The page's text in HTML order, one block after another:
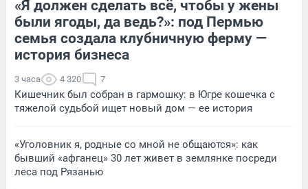
«Я должен сделать всё, чтобы у жены
были ягоды, да ведь?»: под Пермью
семья создала клубничную ферму —
история бизнеса
3 часа 4 320 7
Кишечник был собран в гармошку: в Югре кошечка с
тяжелой судьбой ищет новый дом — ее история
«Уголовник я, родные со мной не общаются»: как
бывший «афганец» 30 лет живет в землянке посреди
леса под Рязанью